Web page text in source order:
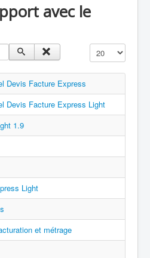
avec le
Affichage #
Devis Facture Express
Devis Facture Express Light
1.9
Light
et métrage